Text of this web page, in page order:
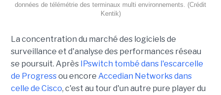
données de télémétrie des terminaux multi environnements. (Crédit
Kentik)
La concentration du marché des logiciels de
surveillance et d'analyse des performances réseau
se poursuit. Après IPswitch tombé dans l'escarcelle
de Progressou encore Accedian Networks dans
celle de Cisco, c'est au tour d'un autre pure player du